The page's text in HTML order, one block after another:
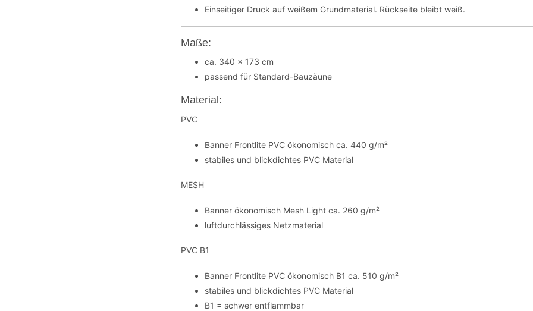
Einseitiger Druck auf weißem Grundmaterial. Rückseite bleibt weiß.
Maße:
ca. 340 x 173 cm
passend für Standard-Bauzäune
Material:
PVC
Banner Frontlite PVC ökonomisch ca. 440 g/m²
stabiles und blickdichtes PVC Material
MESH
Banner ökonomisch Mesh Light ca. 260 g/m²
luftdurchlässiges Netzmaterial
PVC B1
Banner Frontlite PVC ökonomisch B1 ca. 510 g/m²
stabiles und blickdichtes PVC Material
B1 = schwer entflammbar